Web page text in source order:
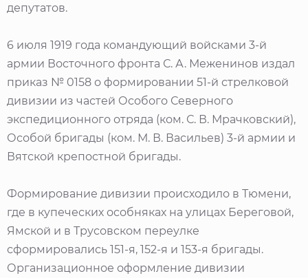
депутатов.
6 июля 1919 года командующий войсками 3-й
армии Восточного фронта С. А. Меженинов издал
приказ № 0158 о формировании 51-й стрелковой
дивизии из частей Особого Северного
экспедиционного отряда (ком. С. В. Мрачковский),
Особой бригады (ком. М. В. Васильев) 3-й армии и
Вятской крепостной бригады.
Формирование дивизии происходило в Тюмени,
где в купеческих особняках на улицах Береговой,
Ямской и в Трусовском переулке
сформировались 151-я, 152-я и 153-я бригады.
Организационное оформление дивизии